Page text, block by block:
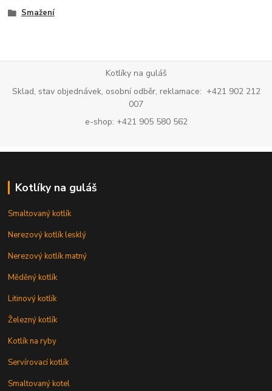
Smažení
Kotlíky na guláš
Sklad, stav objednávek, osobní odběr, reklamace: +421 902 212
007
e-shop: +421 905 580 562
Kotlíky na guláš
Smaltovaný kotlík
Nerezový kotlík lesklý
Nerezový kotlík matný
Měděný kotlík
Litinový kotlík
Železný kotlík
Kotlík na ryby
Servírovací kotlík
Smaltovaný kotel